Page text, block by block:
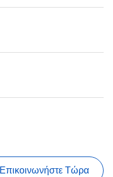
Επικοινωνήστε Τώρα